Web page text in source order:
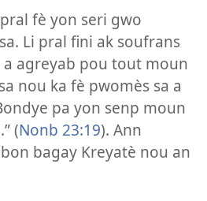
fè yon seri gwo
Li pral fini ak soufrans
a agreyab pou tout moun
nou ka fè pwomès sa a
pa yon senp moun
​(Nonb 23:19). Ann
bagay Kreyatè nou an